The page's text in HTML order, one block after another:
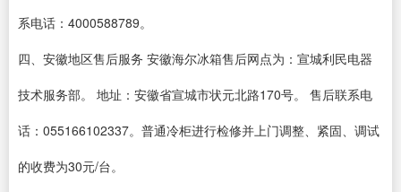
系电话：4000588789。
四、安徽地区售后服务 安徽海尔冰箱售后网点为：宣城利民电器
技术服务部。 地址：安徽省宣城市状元北路170号。 售后联系电
话：055166102337。普通冷柜进行检修并上门调整、紧固、调试
的收费为30元/台。